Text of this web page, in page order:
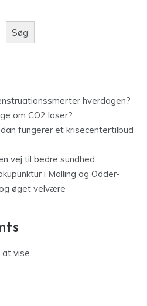
Søg
hverdagen?
om CO2 laser?
fungerer et krisecentertilbud
vej til bedre sundhed
i Malling og Odder-
øget velvære
vise.